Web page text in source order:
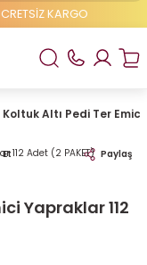
KARGO
ELİTE
Bebek Bezi
Bebek Bezi
Koltuk Altı Pedi Ter
Paylaş
Yapraklar 112